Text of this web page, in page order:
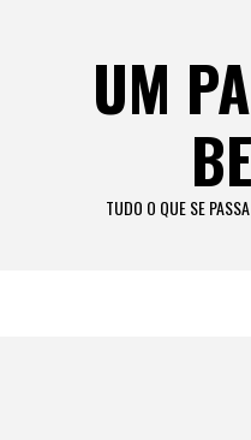
UM
TUDO O QUE SE